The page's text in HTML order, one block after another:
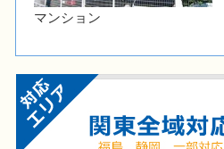
マンション